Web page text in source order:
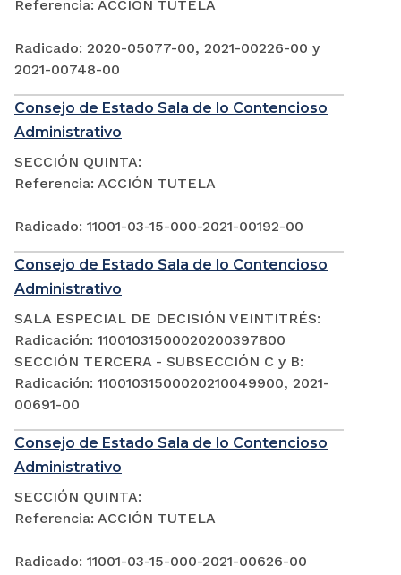
Referencia: ACCIÓN TUTELA
Radicado: 2020-05077-00, 2021-00226-00 y
2021-00748-00
Consejo de Estado Sala de lo Contencioso
Administrativo
SECCIÓN QUINTA:
Referencia: ACCIÓN TUTELA
Radicado: 11001-03-15-000-2021-00192-00
Consejo de Estado Sala de lo Contencioso
Administrativo
SALA ESPECIAL DE DECISIÓN VEINTITRÉS:
Radicación: 11001031500020200397800
SECCIÓN TERCERA - SUBSECCIÓN C y B:
Radicación: 11001031500020210049900, 2021-
00691-00
Consejo de Estado Sala de lo Contencioso
Administrativo
SECCIÓN QUINTA:
Referencia: ACCIÓN TUTELA
Radicado: 11001-03-15-000-2021-00626-00